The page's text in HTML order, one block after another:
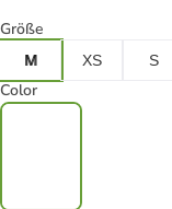
Größe
M XS S
Color